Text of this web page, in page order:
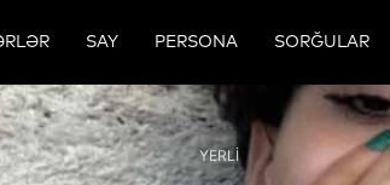
SAY PERSONA SORĞULAR
YERLI